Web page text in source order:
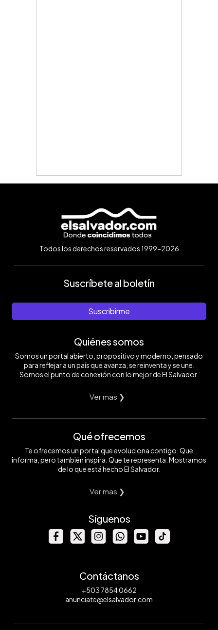
Todos los derechos reservados 1999-2026
Suscríbete al boletín
Suscribirme
Quiénes somos
Somos un portal abierto, propositivo y moderno, pensado
para reflejar a un país que avanza, se reinventa y se une.
Somos el punto de conexión con lo mejor de El Salvador.
Ver mas ❯
Qué ofrecemos
Te ofrecemos un portal que evoluciona contigo. Que
informa, pero también inspira. Que te representa. Mostramos
de lo que está hecho El Salvador.
Ver mas ❯
Síguenos
Contáctanos
+503 7854 0662
anunciate@elsalvador.com